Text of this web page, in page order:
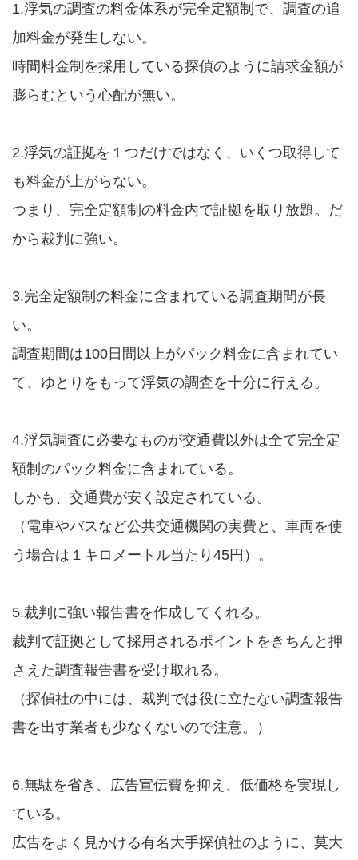
1.浮気の調査の料金体系が完全定額制で、調査の追
加料金が発生しない。
時間料金制を採用している探偵のように請求金額が
膨らむという心配が無い。
2.浮気の証拠を１つだけではなく、いくつ取得して
も料金が上がらない。
つまり、完全定額制の料金内で証拠を取り放題。だ
から裁判に強い。
3.完全定額制の料金に含まれている調査期間が長
い。
調査期間は100日間以上がパック料金に含まれてい
て、ゆとりをもって浮気の調査を十分に行える。
4.浮気調査に必要なものが交通費以外は全て完全定
額制のパック料金に含まれている。
しかも、交通費が安く設定されている。
（電車やバスなど公共交通機関の実費と、車両を使
う場合は１キロメートル当たり45円）。
5.裁判に強い報告書を作成してくれる。
裁判で証拠として採用されるポイントをきちんと押
さえた調査報告書を受け取れる。
（探偵社の中には、裁判では役に立たない調査報告
書を出す業者も少なくないので注意。）
6.無駄を省き、広告宣伝費を抑え、低価格を実現し
ている。
広告をよく見かける有名大手探偵社のように、莫大